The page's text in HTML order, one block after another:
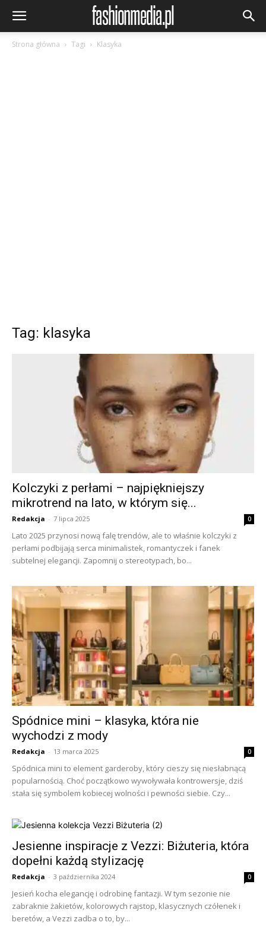
Strona główna Tagi Klasyka
Tag: klasyka
Kolczyki z perłami – najpiękniejszy
mikrotrend na lato, w którym się...
Redakcja - 7 lipca 2025 0
Lato 2025 przynosi nową falę trendów, ale to właśnie kolczyki z
perłami podbijają serca minimalistek, romantyczek i fanek
subtelnej elegancji. Zapomnij o stereotypach, bo...
Spódnice mini – klasyka, która nie
wychodzi z mody
Redakcja - 13 marca 2025 0
Spódnica mini to element garderoby, który cieszy się niesłabnącą
popularnością. Choć początkowo wywoływała kontrowersje, dziś
stała się symbolem kobiecej wolności i pewności siebie. Czy...
Jesienne inspiracje z Vezzi: Biżuteria, która
dopełni każdą stylizację
Redakcja - 3 października 2024 0
Jesień kocha elegancję i odrobinę fantazji. W tym sezonie nie
zabraknie żakietów, kolorowych rajstop, klasycznych czółenek i
beretów, a Vezzi zadba o to, by...